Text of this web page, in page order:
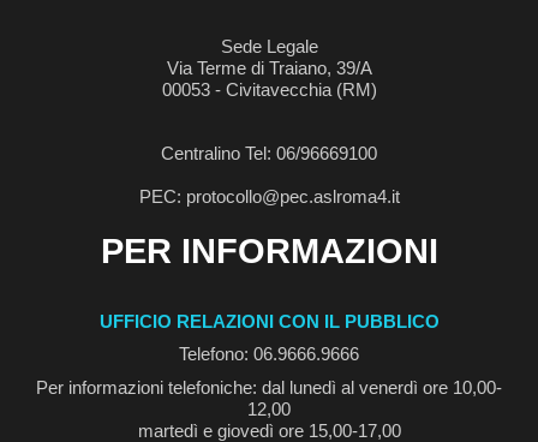
Sede Legale
Via Terme di Traiano, 39/A
00053 - Civitavecchia (RM)
Centralino Tel: 06/96669100
PEC: protocollo@pec.aslroma4.it
PER INFORMAZIONI
UFFICIO RELAZIONI CON IL PUBBLICO
Telefono: 06.9666.9666
Per informazioni telefoniche: dal lunedì al venerdì ore 10,00-
12,00
martedì e giovedì ore 15,00-17,00